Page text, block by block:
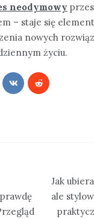
neodymowy
– staje się
nowych
życiu.
Jak
ale